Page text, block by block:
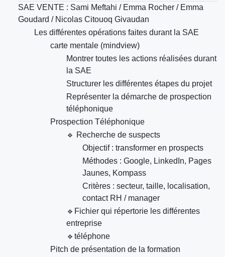
SAE VENTE : Sami Meftahi / Emma Rocher / Emma
Goudard / Nicolas Citouoq Givaudan
Les différentes opérations faites durant la SAE
carte mentale (mindview)
Montrer toutes les actions réalisées durant
la SAE
Structurer les différentes étapes du projet
Représenter la démarche de prospection
téléphonique
Prospection Téléphonique
🔹 Recherche de suspects
Objectif : transformer en prospects
Méthodes : Google, LinkedIn, Pages
Jaunes, Kompass
Critères : secteur, taille, localisation,
contact RH / manager
🔹Fichier qui répertorie les différentes
entreprise
🔹téléphone
Pitch de présentation de la formation